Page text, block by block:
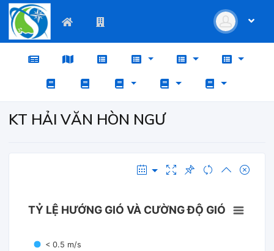
KT HẢI VĂN HÒN NGƯ
TỶ LỆ HƯỚNG GIÓ VÀ CƯỜNG ĐỘ GIÓ
< 0.5 m/s